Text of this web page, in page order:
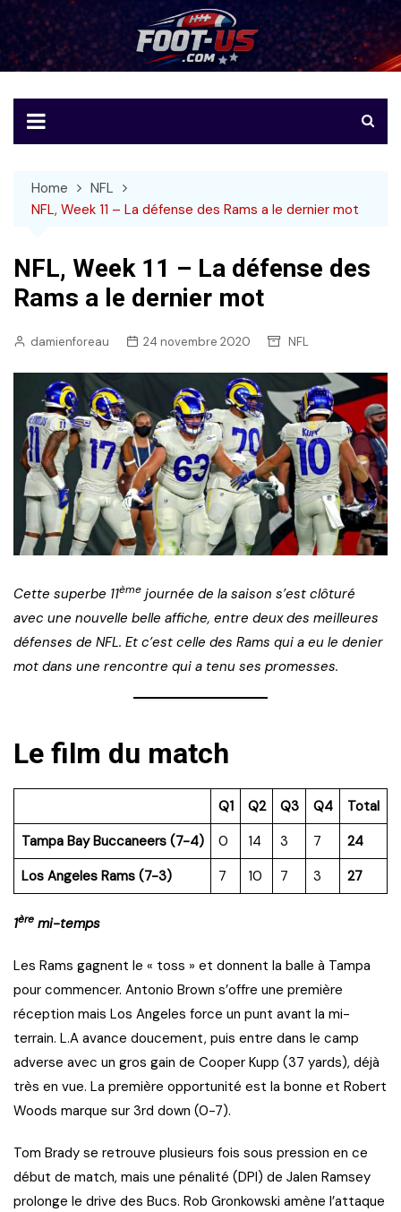
to
content
Foot-US
Le football américain en français
Home
NFL
NFL, Week 11 – La défense des Rams a le dernier mot
NFL, Week 11 – La défense des
Rams a le dernier mot
damienforeau 24 novembre 2020 NFL
Cette superbe 11ème journée de la saison s’est clôturé
avec une nouvelle belle affiche, entre deux des meilleures
défenses de NFL. Et c’est celle des Rams qui a eu le denier
mot dans une rencontre qui a tenu ses promesses.
Le film du match
Q1 Q2 Q3 Q4
Total
Tampa Bay Buccaneers (7-4)
0 14 3 7
24
Los Angeles Rams (7-3)
7 10 7 3 27
1ère mi-temps
Les Rams gagnent le « toss » et donnent la balle à Tampa
pour commencer. Antonio Brown s’offre une première
réception mais Los Angeles force un punt avant la mi-
terrain. L.A avance doucement, puis entre dans le camp
adverse avec un gros gain de Cooper Kupp (37 yards), déjà
très en vue. La première opportunité est la bonne et Robert
Woods marque sur 3rd down (0-7).
Tom Brady se retrouve plusieurs fois sous pression en ce
début de match, mais une pénalité (DPI) de Jalen Ramsey
prolonge le drive des Bucs. Rob Gronkowski amène l’attaque